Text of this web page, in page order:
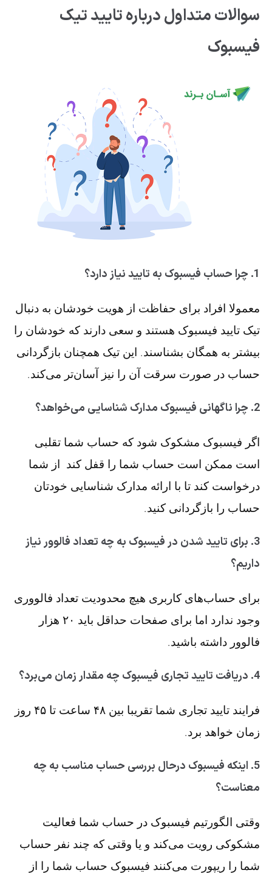
سوالات متداول درباره تایید تیک
فیسبوک
1. چرا حساب‌ فیسبوک به تایید نیاز دارد؟
معمولا افراد برای حفاظت از هویت خودشان به دنبال
تیک تایید فیسبوک هستند و سعی دارند که خودشان را
بیشتر به همگان بشناسند. این تیک همچنان بازگردانی
حساب در صورت سرقت آن را نیز آسان‌تر می‌کند.
2. چرا ناگهانی فیسبوک مدارک شناسایی می‌خواهد؟
اگر فیسبوک مشکوک شود که حساب شما تقلبی
است ممکن است حساب شما را قفل کند از شما
درخواست کند تا با ارائه مدارک شناسایی خودتان
حساب را بازگردانی کنید.
3. برای تایید شدن در فیسبوک به چه تعداد فالوور نیاز
داریم؟
برای حساب‌های کاربری هیچ محدودیت تعداد فالووری
وجود ندارد اما برای صفحات حداقل باید ۲۰ هزار
فالوور داشته باشید.
4. دریافت تایید تجاری فیسبوک چه مقدار زمان می‌برد؟
فرایند تایید تجاری شما تقریبا بین ۴۸ ساعت تا ۴۵ روز
زمان خواهد برد.
5. اینکه فیسبوک درحال بررسی حساب مناسب به چه
معناست؟
وقتی الگورتیم فیسبوک در حساب شما فعالیت
مشکوکی رویت می‌کند و یا وقتی که چند نفر حساب
شما را ریپورت می‌کنند فیسبوک حساب شما را از